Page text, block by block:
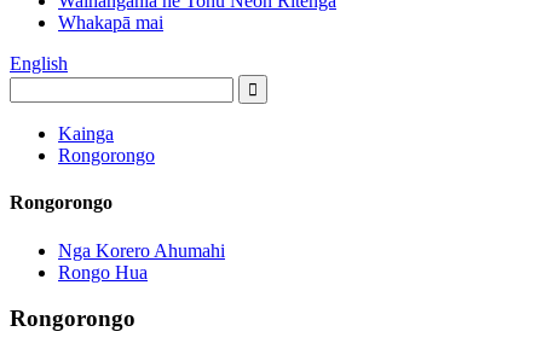
Whakapā mai
English
Kainga
Rongorongo
Rongorongo
Nga Korero Ahumahi
Rongo Hua
Rongorongo